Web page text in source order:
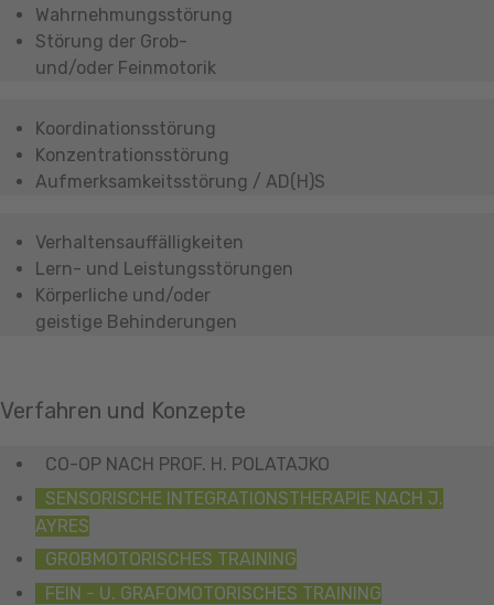
Wahrnehmungsstörung
Störung der Grob-
und/oder Feinmotorik
Koordinationsstörung
Konzentrationsstörung
Aufmerksamkeitsstörung / AD(H)S
Verhaltensauffälligkeiten
Lern- und Leistungsstörungen
Körperliche und/oder
geistige Behinderungen
Verfahren und Konzepte
CO-OP NACH PROF. H. POLATAJKO
SENSORISCHE INTEGRATIONSTHERAPIE NACH J.
AYRES
GROBMOTORISCHES TRAINING
FEIN - U. GRAFOMOTORISCHES TRAINING